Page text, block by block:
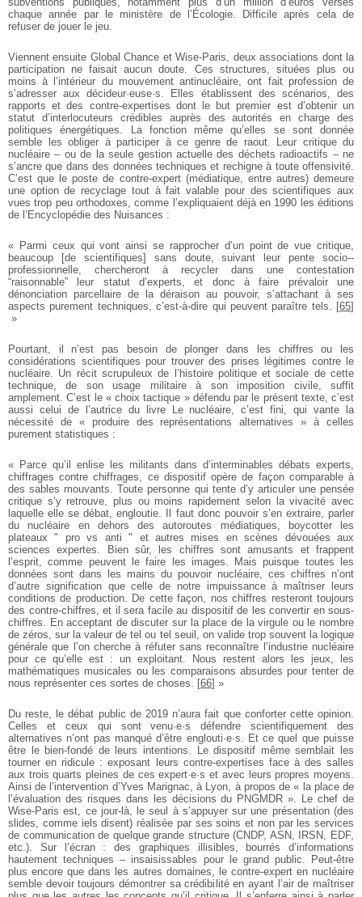
chaque année par le ministère de l’Écologie. Difficile après cela de
refuser de jouer le jeu.
Viennent ensuite Global Chance et Wise-Paris, deux associations dont la
participation ne faisait aucun doute. Ces structures, situées plus ou
moins à l’intérieur du mouvement antinucléaire, ont fait profession de
s’adresser aux décideur·euse·s. Elles établissent des scénarios, des
rapports et des contre-expertises dont le but premier est d’obtenir un
statut d’interlocuteurs crédibles auprès des autorités en charge des
politiques énergétiques. La fonction même qu’elles se sont donnée
semble les obliger à participer à ce genre de raout. Leur critique du
nucléaire – ou de la seule gestion actuelle des déchets radioactifs – ne
s’ancre que dans des données techniques et rechigne à toute offensivité.
C’est que le poste de contre-expert (médiatique, entre autres) demeure
une option de recyclage tout à fait valable pour des scientifiques aux
vues trop peu orthodoxes, comme l’expliquaient déjà en 1990 les éditions
de l’Encyclopédie des Nuisances :
« Parmi ceux qui vont ainsi se rapprocher d’un point de vue critique,
beaucoup [de scientifiques] sans doute, suivant leur pente socio-­
professionnelle, chercheront à recycler dans une contestation
“raisonnable” leur statut d’experts, et donc à faire prévaloir une
dénonciation parcellaire de la déraison au pouvoir, s’attachant à ses
aspects purement techniques, c’est-à-dire qui peuvent paraître tels. [65]
»
Pourtant, il n’est pas besoin de plonger dans les chiffres ou les
considérations scientifiques pour trouver des prises légitimes contre le
nucléaire. Un récit scrupuleux de l’histoire politique et sociale de cette
technique, de son usage militaire à son imposition civile, suffit
amplement. C’est le « choix tactique » défendu par le présent texte, c’est
aussi celui de l’autrice du livre Le nucléaire, c’est fini, qui vante la
nécessité de « produire des représentations alternatives » à celles
purement statistiques :
« Parce qu’il enlise les militants dans d’interminables débats experts,
chiffrages contre chiffrages, ce dispositif opère de façon comparable à
des sables mouvants. Toute personne qui tente d’y articuler une pensée
critique s’y retrouve, plus ou moins rapidement selon la vivacité avec
laquelle elle se débat, engloutie. Il faut donc pouvoir s’en extraire, parler
du nucléaire en dehors des autoroutes médiatiques, boycotter les
plateaux " pro vs anti " et autres mises en scènes dévouées aux
sciences expertes. Bien sûr, les chiffres sont amusants et frappent
l’esprit, comme peuvent le faire les images. Mais puisque toutes les
données sont dans les mains du pouvoir nucléaire, ces chiffres n’ont
d’autre signification que celle de notre impuissance à maîtriser leurs
conditions de production. De cette façon, nos chiffres resteront toujours
des contre-chiffres, et il sera facile au dispositif de les convertir en sous-
chiffres. En acceptant de discuter sur la place de la virgule ou le nombre
de zéros, sur la valeur de tel ou tel seuil, on valide trop souvent la logique
générale que l’on cherche à réfuter sans reconnaître l’industrie nucléaire
pour ce qu’elle est : un exploitant. Nous restent alors les jeux, les
mathématiques musicales ou les comparaisons absurdes pour tenter de
nous représenter ces sortes de choses. [66] »
Du reste, le débat public de 2019 n’aura fait que conforter cette opinion.
Celles et ceux qui sont venu·e·s défendre scientifiquement des
alternatives n’ont pas manqué d’être englouti·e·s. Et ce quel que puisse
être le bien-fondé de leurs intentions. Le dispositif même semblait les
tourner en ridicule : exposant leurs contre-expertises face à des salles
aux trois quarts pleines de ces expert·e·s et avec leurs propres moyens.
Ainsi de l’intervention d’Yves Marignac, à Lyon, à propos de « la place de
l’évaluation des risques dans les décisions du PNGMDR ». Le chef de
Wise-Paris est, ce jour-là, le seul à s’appuyer sur une présentation (des
slides, comme iels disent) réalisée par ses soins et non par les services
de communication de quelque grande structure (CNDP, ASN, IRSN, EDF,
etc.). Sur l’écran : des graphiques illisibles, bourrés d’informations
hautement techniques – insaisissables pour le grand public. Peut-être
plus encore que dans les autres domaines, le contre-expert en nucléaire
semble devoir toujours démontrer sa crédibilité en ayant l’air de maîtriser